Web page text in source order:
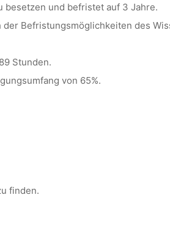
besetzen und befristet auf 3 Jahre.
Befristungsmöglichkeiten des
Stunden.
von 65%.
finden.